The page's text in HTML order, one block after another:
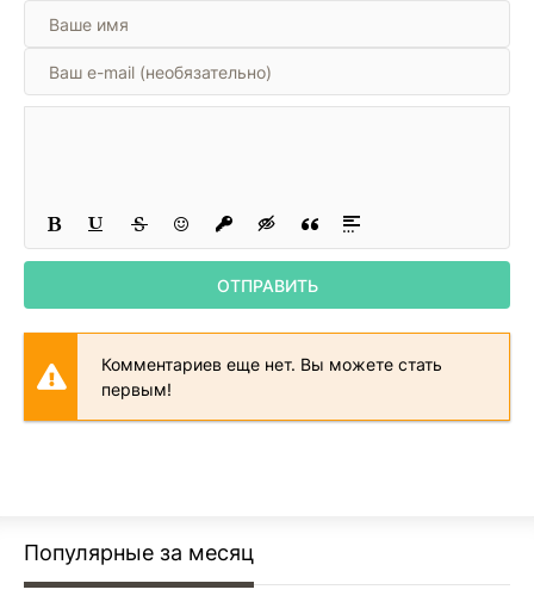
ОТПРАВИТЬ
Комментариев еще нет. Вы можете стать
первым!
Популярные за месяц